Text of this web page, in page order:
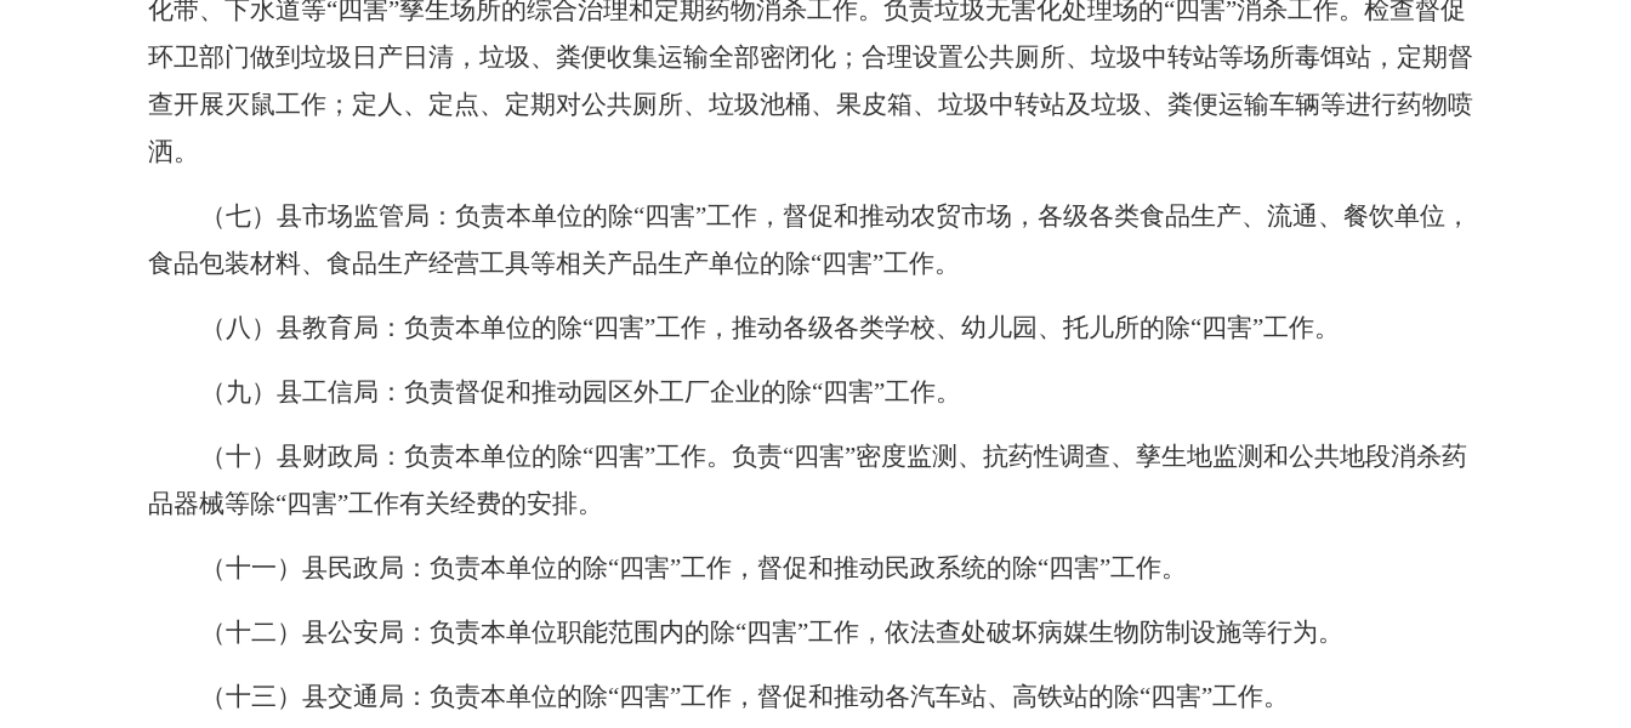
化带、下水道等“四害”孳生场所的综合治理和定期药物消杀工作。 负责垃圾无害化处理场的“四害”消杀工作。检查督促
环卫部门做到垃圾日产日清，垃圾、粪便收集运输全部密闭化；合理设置公共厕所、垃圾中转站等场所毒饵站，定期督
查开展灭鼠工作；定人、定点、定期对公共厕所、垃圾池桶、果皮箱、垃圾中转站及垃圾、粪便运输车辆等进行药物喷
洒。
（七）县市场监管局： 负责本单位的除“四害”工作 ， 督促和推动农贸市场，各级各类食品生产、流通、餐饮单位，
食品包装材料、食品生产经营工具等相关产品生产单位的除“四害”工作。
（八）县教育局： 负责本单位的除“四害”工作 ， 推动各级各类学校、幼儿园、托儿所的除“四害”工作。
（九）县工信局： 负责督促和推动园区外工厂企业的除“四害”工作。
（十）县财政局： 负责本单位的除“四害”工作。负责“四害”密度监测、抗药性调查、孳生地监测和公共地段消杀药
品器械等除“四害”工作有关经费的安排。
（十一）县民政局： 负责本单位的除“四害”工作 ， 督促和推动民政系统的除“四害”工作。
（十二）县公安局： 负责本单位职能范围内的除“四害”工作， 依法查处破坏病媒生物防制设施等行为。
（十三）县交通局： 负责本单位的除“四害”工作 ， 督促和推动各汽车站、 高铁站的除“四害”工作。